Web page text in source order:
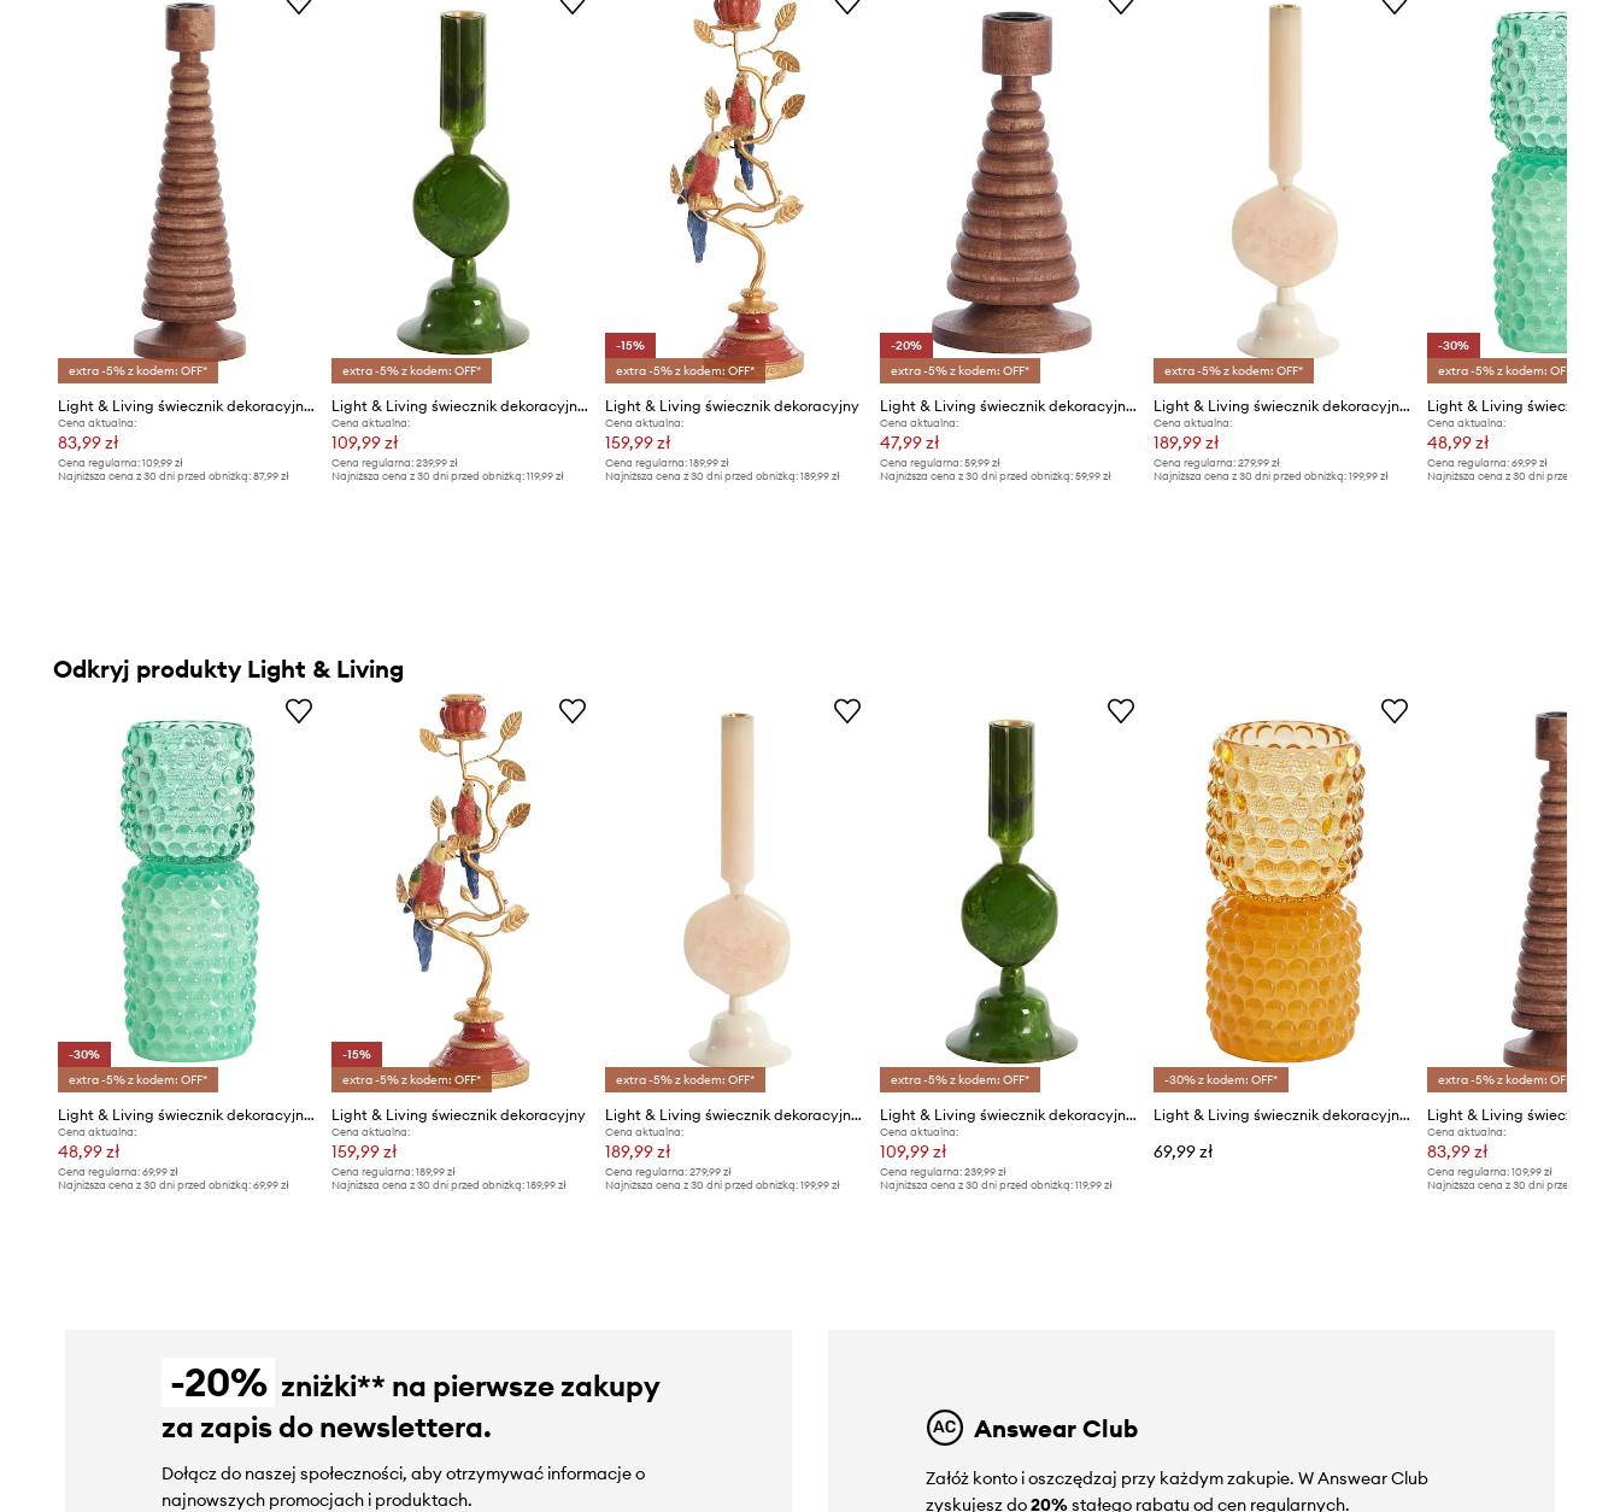
extra -5% z kodem: OFF*
Light & Living świecznik dekoracyjny Amola
Cena aktualna:
83,99 zł
Cena regularna: 109,99 zł
Najniższa cena z 30 dni przed obniżką: 87,99 zł
extra -5% z kodem: OFF*
Light & Living świecznik dekoracyjny Kumopa
Cena aktualna:
109,99 zł
Cena regularna:239,99 zł
Najniższa cena z 30 dni przed obniżką:119,99 zł
-15%
extra -5% z kodem: OFF*
Light & Living świecznik dekoracyjny
Cena aktualna:
159,99 zł
Cena regularna: 189,99 zł
Najniższa cena z 30 dni przed obniżką: 189,99 zł
-20%
extra -5% z kodem: OFF*
Light & Living świecznik dekoracyjny Amola
Cena aktualna:
47,99 zł
Cena regularna: 59,99 zł
Najniższa cena z 30 dni przed obniżką: 59,99 zł
extra -5% z kodem: OFF*
Light & Living świecznik dekoracyjny Kumopa
Cena aktualna:
189,99 zł
Cena regularna:279,99 zł
Najniższa cena z 30 dni przed obniżką:199,99 zł
-30%
extra -5% z kodem: OFF*
Cena aktualna:
48,99 zł
Cena regularna: 69,99 zł
Najniższa cena z 30 dni przed obniżką:
Odkryj produkty Light & Living
-30%
extra -5% z kodem: OFF*
Light & Living świecznik dekoracyjny Buble
Cena aktualna:
48,99 zł
Cena regularna: 69,99 zł
Najniższa cena z 30 dni przed obniżką: 69,99 zł
-15%
extra -5% z kodem: OFF*
Light & Living świecznik dekoracyjny
Cena aktualna:
159,99 zł
Cena regularna:189,99 zł
Najniższa cena z 30 dni przed obniżką:189,99 zł
extra -5% z kodem: OFF*
Light & Living świecznik dekoracyjny Kumopa
Cena aktualna:
189,99 zł
Cena regularna: 279,99 zł
Najniższa cena z 30 dni przed obniżką: 199,99 zł
extra -5% z kodem: OFF*
Light & Living świecznik dekoracyjny Kumopa
Cena aktualna:
109,99 zł
Cena regularna: 239,99 zł
Najniższa cena z 30 dni przed obniżką: 119,99 zł
-30% z kodem: OFF*
Light & Living świecznik dekoracyjny Bublin
69,99 zł
extra -5% z kodem: OFF*
Cena aktualna:
83,99 zł
Cena regularna: 109,99 zł
Najniższa cena z 30 dni przed obniżką:
-20% zniżki** na pierwsze zakupy
za zapis do newslettera.
Dołącz do naszej społeczności, aby otrzymywać informacje o
najnowszych promocjach i produktach.
Answear Club
Załóż konto i oszczędzaj przy każdym zakupie. W Answear Club
zyskujesz do20%stałego rabatu od cen regularnych.